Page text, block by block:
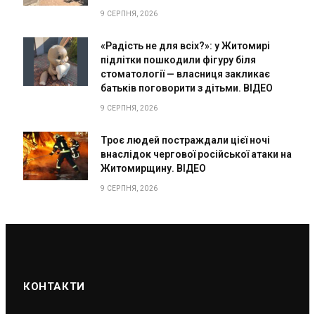
9 СЕРПНЯ, 2026
«Радість не для всіх?»: у Житомирі
підлітки пошкодили фігуру біля
стоматології — власниця закликає
батьків поговорити з дітьми. ВІДЕО
9 СЕРПНЯ, 2026
Троє людей постраждали цієї ночі
внаслідок чергової російської атаки на
Житомирщину. ВІДЕО
9 СЕРПНЯ, 2026
КОНТАКТИ